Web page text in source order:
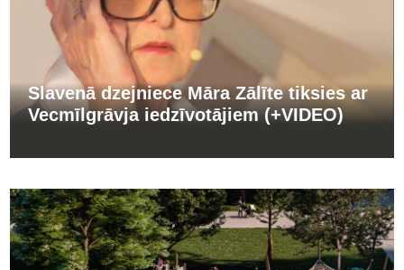
Slavenā dzejniece Māra Zālīte tiksies ar
Vecmīlgrāvja iedzīvotājiem (+VIDEO)